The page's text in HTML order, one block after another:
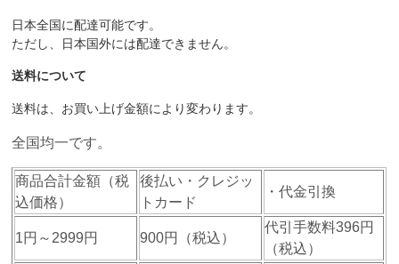
日本全国に配達可能です。
ただし、日本国外には配達できません。
送料について
送料は、お買い上げ金額により変わります。
全国均一です。
商品合計金額（税
込価格）
後払い・クレジッ
トカード
・代金引換
1円～2999円 900円（税込）
代引手数料396円
（税込）